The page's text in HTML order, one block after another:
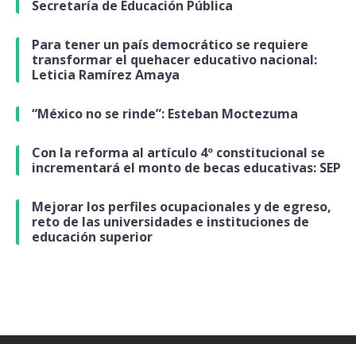
Secretaría de Educación Pública
Para tener un país democrático se requiere
transformar el quehacer educativo nacional:
Leticia Ramírez Amaya
“México no se rinde”: Esteban Moctezuma
Con la reforma al artículo 4º constitucional se
incrementará el monto de becas educativas: SEP
Mejorar los perfiles ocupacionales y de egreso,
reto de las universidades e instituciones de
educación superior